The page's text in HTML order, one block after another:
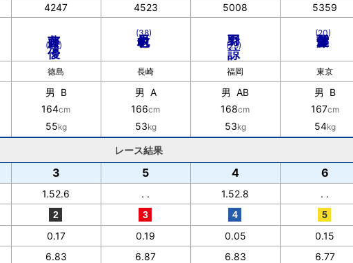
4247 4523 5008 5359
(44)
(38)
(29)
(20)
徳島 長崎 福岡 東京
男 B
164cm
55kg
男 A
166cm
53kg
男 AB
168cm
53kg
男 B
167cm
54kg
レース結果
3 5 4 6
1.52.6 . . 1.52.8 . .
0.17 0.19 0.05 0.15
6.83 6.87 6.83 6.77